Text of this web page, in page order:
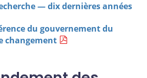
— dix dernières années
du gouvernement du
changement